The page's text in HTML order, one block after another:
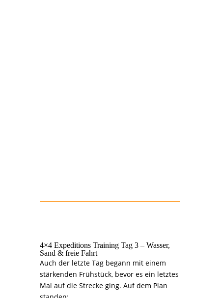
4×4 Expeditions Training Tag 3 – Wasser,
Sand & freie Fahrt
Auch der letzte Tag begann mit einem
stärkenden Frühstück, bevor es ein letztes
Mal auf die Strecke ging. Auf dem Plan